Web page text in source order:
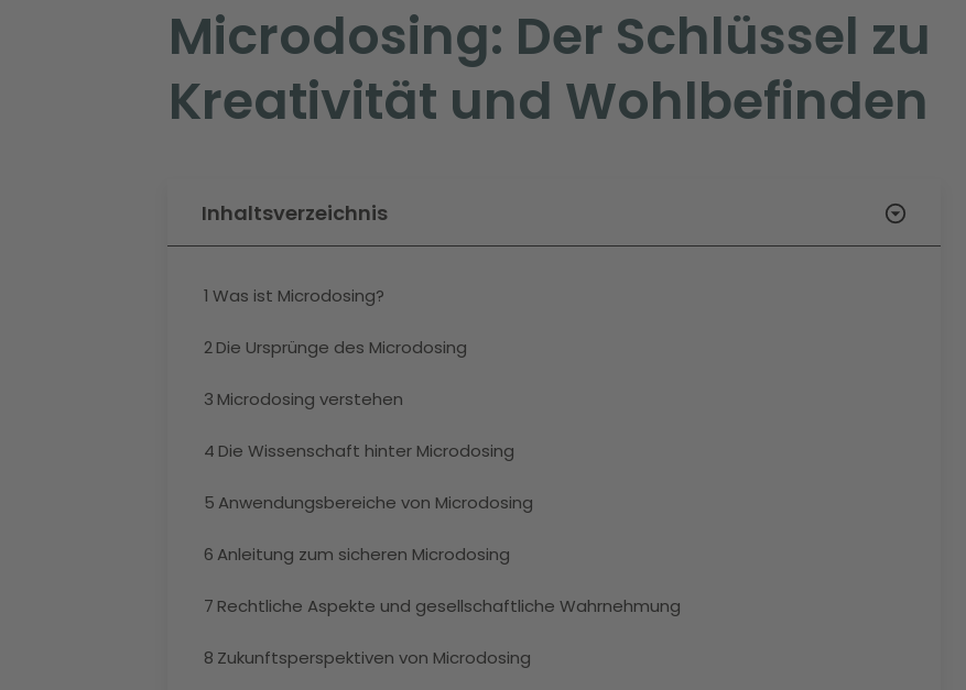
Microdosing: Der Schlüssel zu
Kreativität und Wohlbefinden
Inhaltsverzeichnis
1 Was ist Microdosing?
2Die Ursprünge des Microdosing
3 Microdosing verstehen
4 Die Wissenschaft hinter Microdosing
5 Anwendungsbereiche von Microdosing
6 Anleitung zum sicheren Microdosing
7 Rechtliche Aspekte und gesellschaftliche Wahrnehmung
8 Zukunftsperspektiven von Microdosing